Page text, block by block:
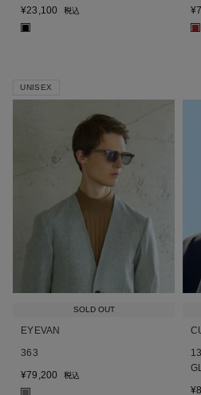
¥23,100 税込
■
¥
■
SOLD OUT
UNISEX
EYEVAN
363
¥79,200 税込
¥